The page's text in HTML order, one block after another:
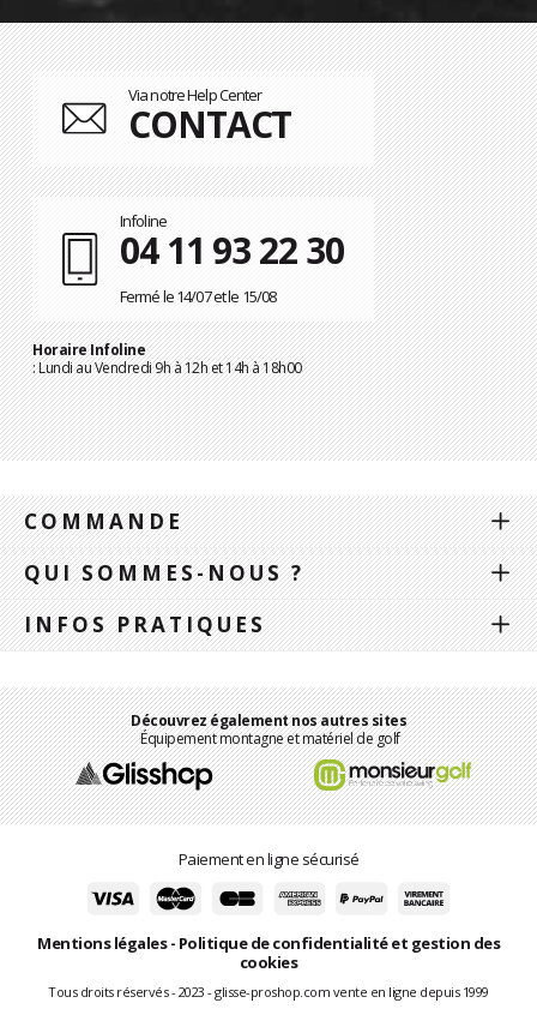
Via notre Help Center
CONTACT
Infoline
04 11 93 22 30
Fermé le 14/07 et le 15/08
Horaire Infoline
: Lundi au Vendredi 9h à 12h et 14h à 18h00
COMMANDE
QUI SOMMES-NOUS ?
INFOS PRATIQUES
Découvrez également nos autres sites
Équipement montagne et matériel de golf
Paiement en ligne sécurisé
Mentions légales- Politique de confidentialité et gestion des
cookies
Tous droits réservés - 2023 - glisse-proshop.com vente en ligne depuis 1999